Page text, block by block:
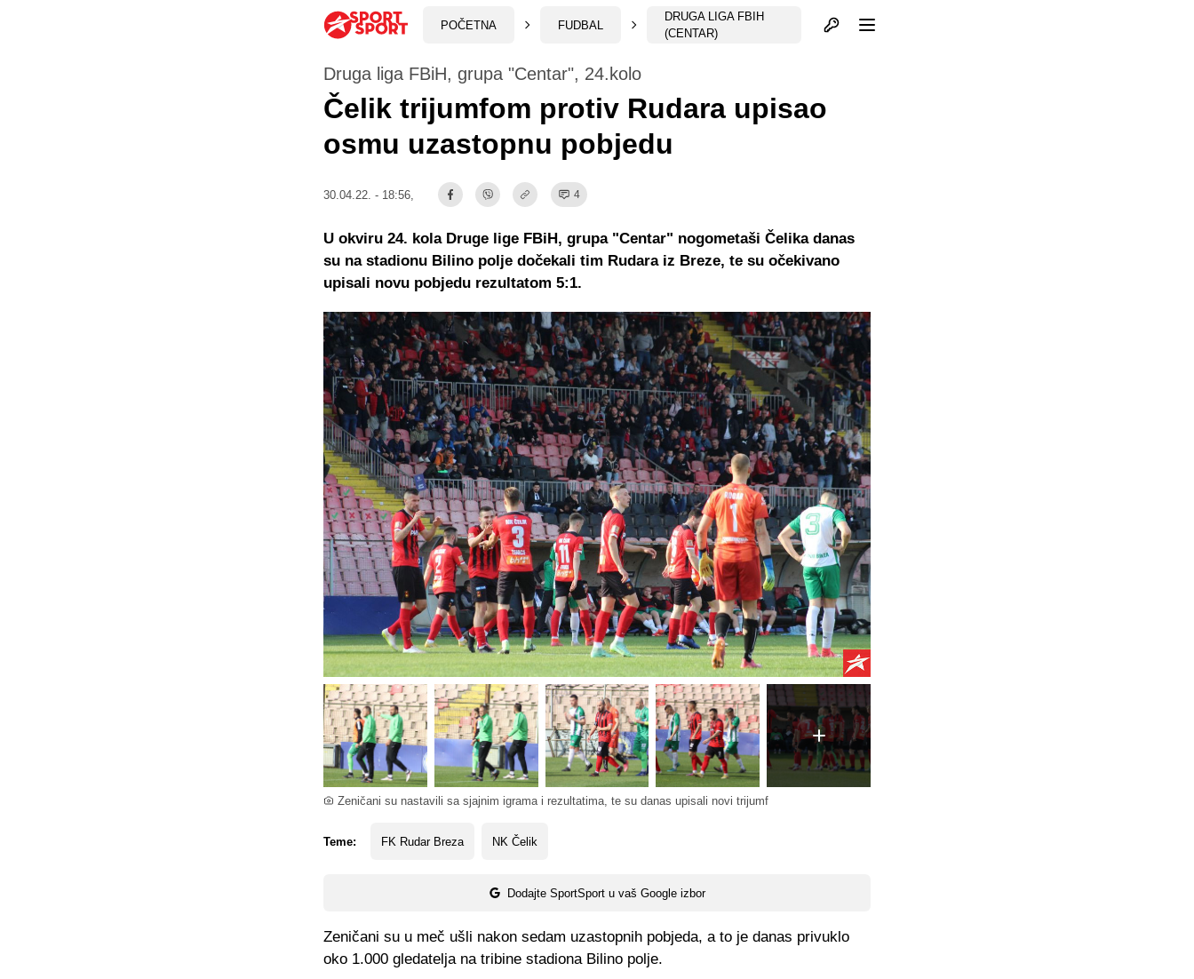
POČETNA FUDBAL
DRUGA LIGA FBIH
(CENTAR)
Otvori profil
Zeničani su nastavili sa sjajnim igrama i rezultatima, te su danas upisali novi trijumf
Druga liga FBiH, grupa "Centar", 24.kolo
Čelik trijumfom protiv Rudara upisao
osmu uzastopnu pobjedu
30.04.22. - 18:56, 4
Teme: FK Rudar Breza NK Čelik
Dodajte SportSport u vaš Google izbor
U okviru 24. kola Druge lige FBiH, grupa "Centar" nogometaši Čelika danas
su na stadionu Bilino polje dočekali tim Rudara iz Breze, te su očekivano
upisali novu pobjedu rezultatom 5:1.
Zeničani su u meč ušli nakon sedam uzastopnih pobjeda, a to je danas privuklo
oko 1.000 gledatelja na tribine stadiona Bilino polje.